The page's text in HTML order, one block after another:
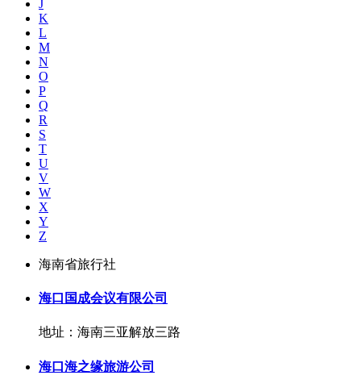
J
K
L
M
N
O
P
Q
R
S
T
U
V
W
X
Y
Z
海南省旅行社
海口国成会议有限公司
地址：海南三亚解放三路
海口海之缘旅游公司